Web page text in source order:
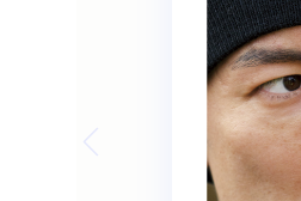
Previous slide